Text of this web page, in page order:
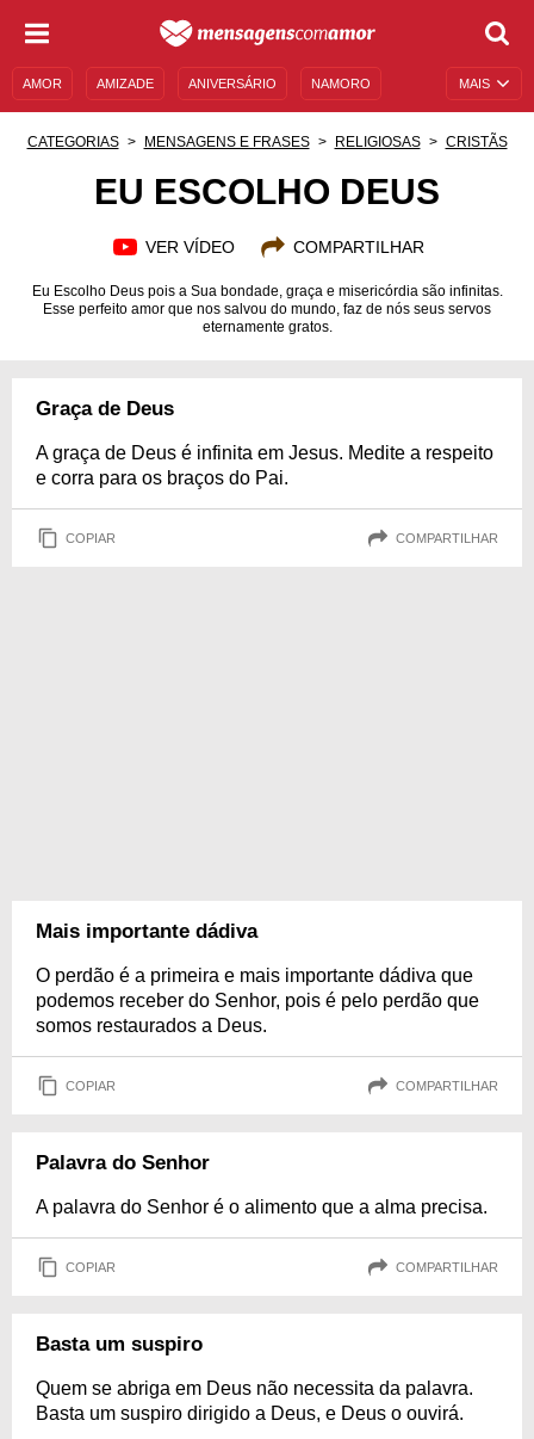
MAIS
AMOR AMIZADE ANIVERSÁRIO NAMORO
CATEGORIAS MENSAGENS E FRASES RELIGIOSAS CRISTÃS
EU ESCOLHO DEUS
VER VÍDEO COMPARTILHAR
Eu Escolho Deus pois a Sua bondade, graça e misericórdia são infinitas.
Esse perfeito amor que nos salvou do mundo, faz de nós seus servos
eternamente gratos.
Graça de Deus
A graça de Deus é infinita em Jesus. Medite a respeito
e corra para os braços do Pai.
COPIAR COMPARTILHAR
Mais importante dádiva
O perdão é a primeira e mais importante dádiva que
podemos receber do Senhor, pois é pelo perdão que
somos restaurados a Deus.
COPIAR COMPARTILHAR
Palavra do Senhor
A palavra do Senhor é o alimento que a alma precisa.
COPIAR COMPARTILHAR
Basta um suspiro
Quem se abriga em Deus não necessita da palavra.
Basta um suspiro dirigido a Deus, e Deus o ouvirá.